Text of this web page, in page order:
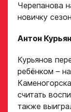
Черепанова
новичку
Антон
Курьянов
ребёнком –
считать
также